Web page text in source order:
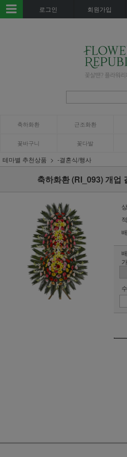
로그인 회원가입
축하화환 근조화환
꽃바구니 꽃다발
테마별 추천상품 -결혼식/행사
축하화환 (RI_093) 개업
가